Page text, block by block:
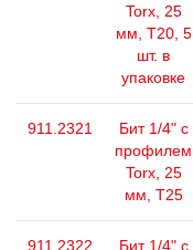
Torx, 25
мм, Т20, 5
шт. в
упаковке
911.2321
Бит 1/4" с
профилем
Torx, 25
мм, Т25
911.2322 Бит 1/4" с